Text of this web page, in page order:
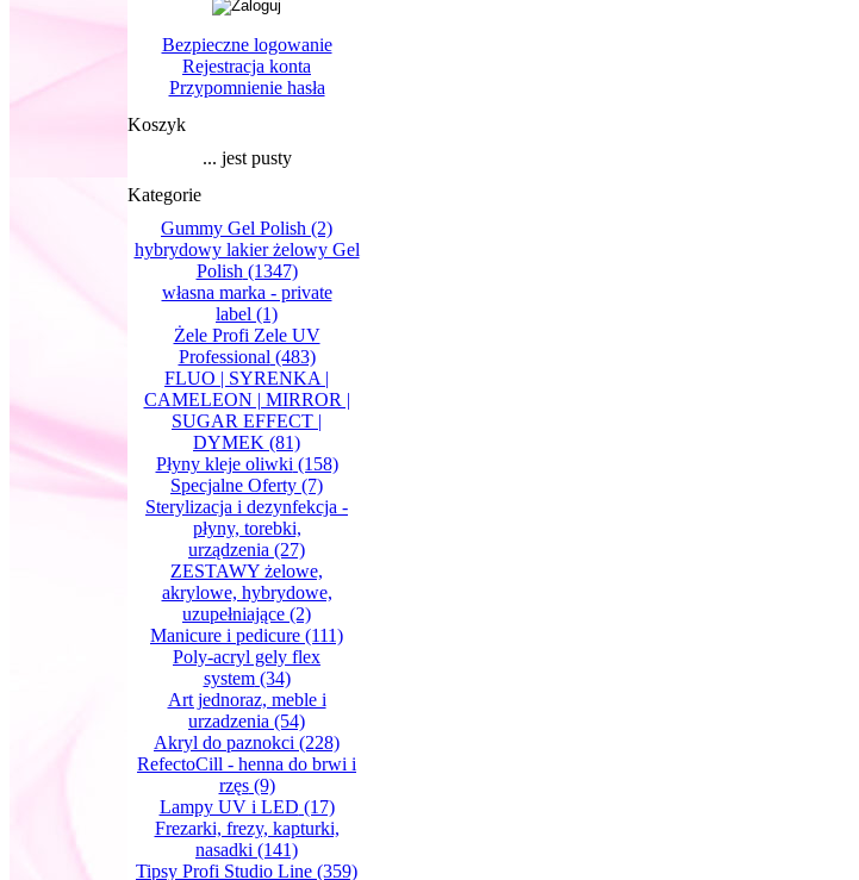
Bezpieczne logowanie
Rejestracja konta
Przypomnienie hasła
Koszyk
... jest pusty
Kategorie
Gummy Gel Polish (2)
hybrydowy lakier żelowy Gel
Polish (1347)
własna marka - private
label (1)
Żele Profi Zele UV
Professional (483)
FLUO | SYRENKA |
CAMELEON | MIRROR |
SUGAR EFFECT |
DYMEK (81)
Płyny kleje oliwki (158)
Specjalne Oferty (7)
Sterylizacja i dezynfekcja -
płyny, torebki,
urządzenia (27)
ZESTAWY żelowe,
akrylowe, hybrydowe,
uzupełniające (2)
Manicure i pedicure (111)
Poly-acryl gely flex
system(34)
Art jednoraz, meble i
urzadzenia (54)
Akryl do paznokci (228)
RefectoCill - henna do brwi i
rzęs(9)
Lampy UV i LED (17)
Frezarki, frezy, kapturki,
nasadki (141)
Tipsy Profi Studio Line (359)